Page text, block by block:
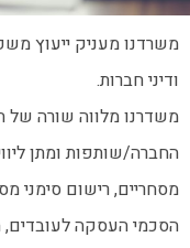
משרדנו מעניק ייעוץ
ודיני חברות.
משדרנו מלווה שורה של
החברה/שותפות ומתן
מסחריים, רישום סימני
הסכמי העסקה לעובדים,